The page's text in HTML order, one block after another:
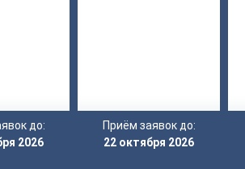
до:
2026
Приём заявок до:
22 октября 2026